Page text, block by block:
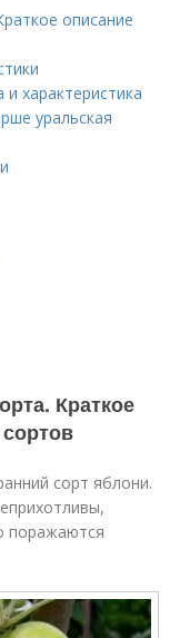
описание
характеристика
уральская
Краткое
сорт яблони.
поражаются